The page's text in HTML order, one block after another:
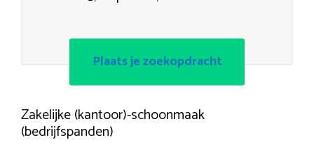
Plaats je zoekopdracht
Zakelijke (kantoor)-schoonmaak
(bedrijfspanden)